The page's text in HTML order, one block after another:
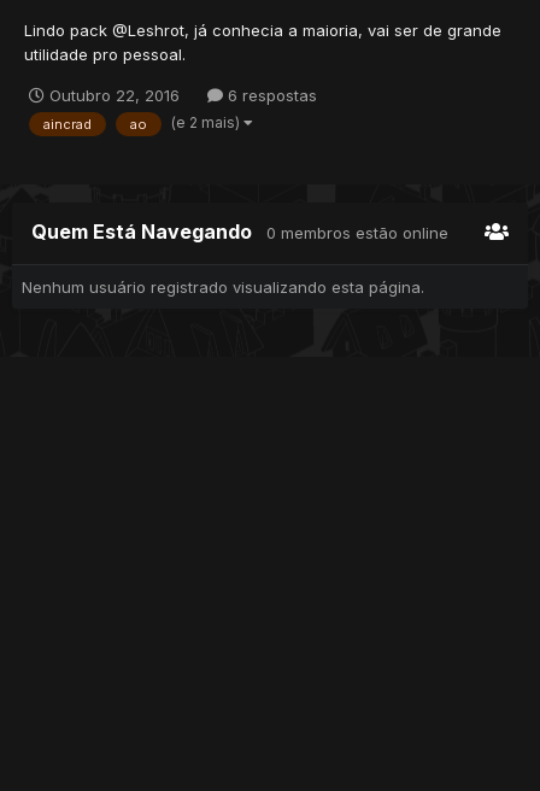
Lindo pack @Leshrot, já conhecia a maioria, vai ser de grande
utilidade pro pessoal.
Outubro 22, 2016 6 respostas
aincrad ao (e 2 mais)
Quem Está Navegando 0 membros estão online
Nenhum usuário registrado visualizando esta página.